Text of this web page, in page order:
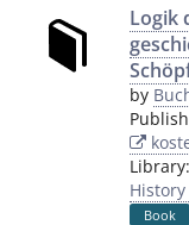
Logik
by
Library:
Book